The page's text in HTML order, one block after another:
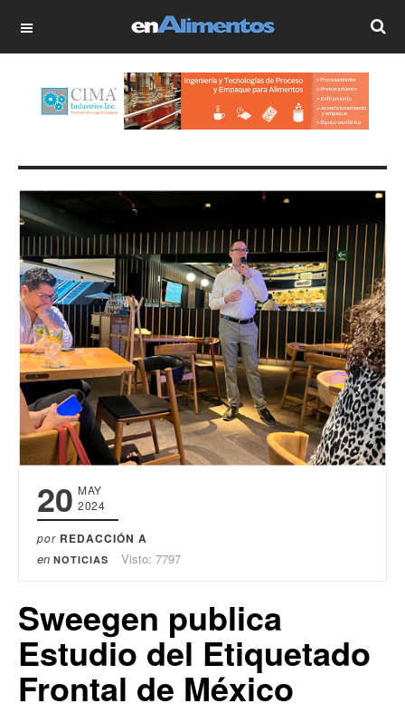
OFF CANVAS
20 MAY
2024
por REDACCIÓN A
en NOTICIAS Visto: 7797
Sweegen publica
Estudio del Etiquetado
Frontal de México